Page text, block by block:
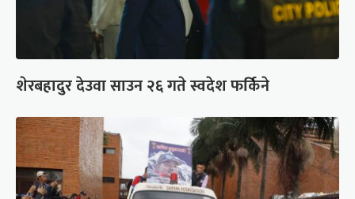
शेरबहादुर देउवा साउन २६ गते स्वदेश फर्किने